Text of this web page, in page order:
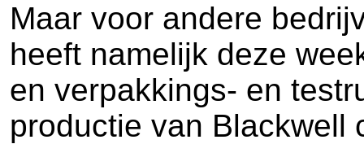
Maar voor andere
heeft namelijk deze
en verpakkings- en
productie van Blackwell